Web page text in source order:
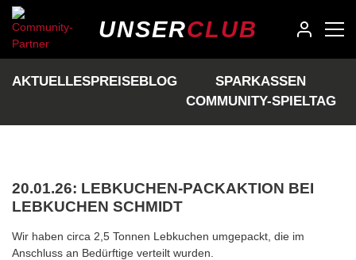
UNSERCLUB
AKTUELLESPREISEBLOG
SPARKASSEN
COMMUNITY-SPIELTAG
HIER WAREN WIR IN DER
AKTUELLEN SAISON IM
20.01.26: LEBKUCHEN-PACKAKTION BEI
LEBKUCHEN SCHMIDT
Wir haben circa 2,5 Tonnen Lebkuchen umgepackt, die im
Anschluss an Bedürftige verteilt wurden.